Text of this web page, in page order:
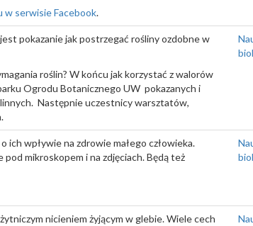
w serwisie Facebook.
pokazanie jak postrzegać rośliny ozdobne w
roślin? W końcu jak korzystać z walorów
Ogrodu Botanicznego UW pokazanych i
Następnie uczestnicy warsztatów,
ich wpływie na zdrowie małego człowieka.
mikroskopem i na zdjęciach. Będą też
nicieniem żyjącym w glebie. Wiele cech